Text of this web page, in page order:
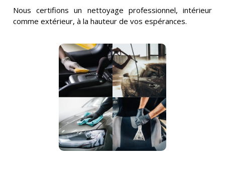
Nous certifions un nettoyage professionnel, intérieur
comme extérieur, à la hauteur de vos espérances.